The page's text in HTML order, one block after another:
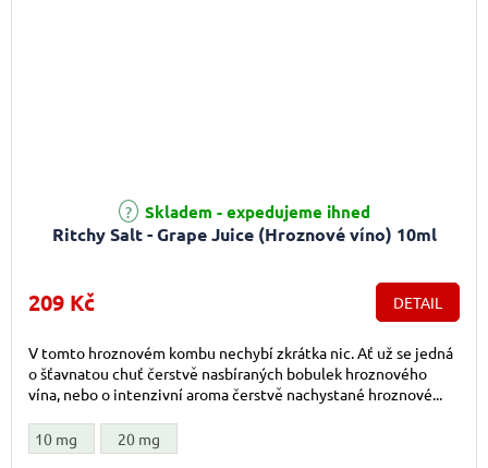
Ritchy Salt - Grape Juice (Hroznové víno) 10ml
Skladem - expedujeme ihned
209 Kč DETAIL
V tomto hroznovém kombu nechybí zkrátka nic. Ať už se jedná
o šťavnatou chuť čerstvě nasbíraných bobulek hroznového
vína, nebo o intenzivní aroma čerstvě nachystané hroznové...
10 mg 20 mg